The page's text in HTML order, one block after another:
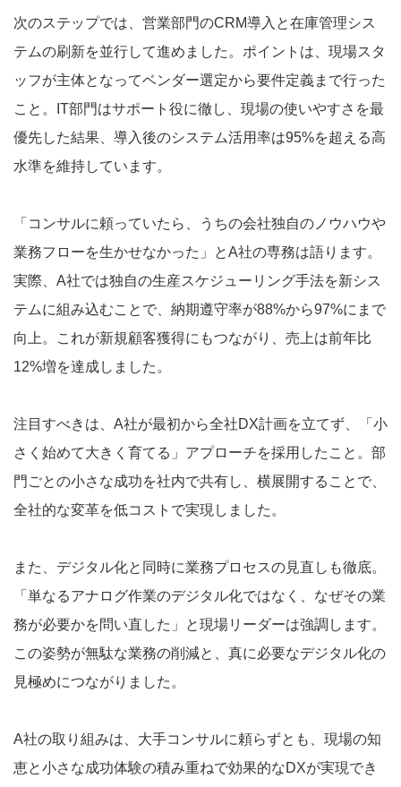
次のステップでは、営業部門のCRM導入と在庫管理シス
テムの刷新を並行して進めました。ポイントは、現場スタ
ッフが主体となってベンダー選定から要件定義まで行った
こと。IT部門はサポート役に徹し、現場の使いやすさを最
優先した結果、導入後のシステム活用率は95%を超える高
水準を維持しています。
「コンサルに頼っていたら、うちの会社独自のノウハウや
業務フローを生かせなかった」とA社の専務は語ります。
実際、A社では独自の生産スケジューリング手法を新シス
テムに組み込むことで、納期遵守率が88%から97%にまで
向上。これが新規顧客獲得にもつながり、売上は前年比
12%増を達成しました。
注目すべきは、A社が最初から全社DX計画を立てず、「小
さく始めて大きく育てる」アプローチを採用したこと。部
門ごとの小さな成功を社内で共有し、横展開することで、
全社的な変革を低コストで実現しました。
また、デジタル化と同時に業務プロセスの見直しも徹底。
「単なるアナログ作業のデジタル化ではなく、なぜその業
務が必要かを問い直した」と現場リーダーは強調します。
この姿勢が無駄な業務の削減と、真に必要なデジタル化の
見極めにつながりました。
A社の取り組みは、大手コンサルに頼らずとも、現場の知
恵と小さな成功体験の積み重ねで効果的なDXが実現でき